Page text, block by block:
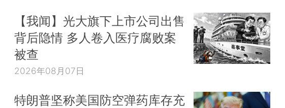
【我闻】光大旗下上市公司出售
背后隐情 多人卷入医疗腐败案
被查
2026年08月07日
特朗普坚称美国防空弹药库存充